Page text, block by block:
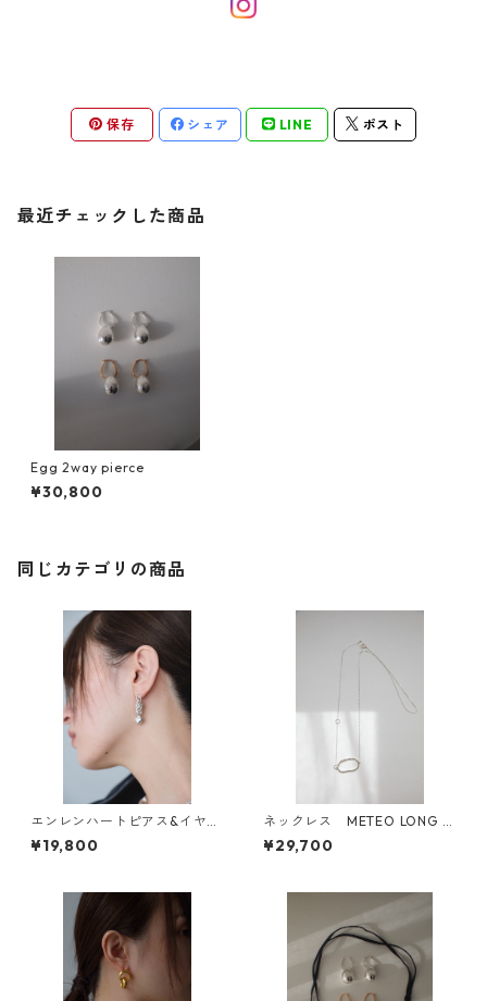
保存 シェア LINE ポスト
最近チェックした商品
Egg 2way pierce
¥30,800
同じカテゴリの商品
エンレンハートピアス&イヤリ
ング
¥19,800
ネックレス METEO LONG N
ECKLACE
¥29,700